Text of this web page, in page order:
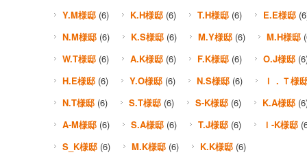
Y.M様邸 (6) K.H様邸 (6) T.H様邸 (6) E.E様邸
N.M様邸 (6) K.S様邸 (6) M.Y様邸 (6) M.H様邸
W.T様邸 (6) A.K様邸 (6) F.K様邸 (6) O.J様邸
H.E様邸 (6) Y.O様邸 (6) N.S様邸 (6)
Ｉ．Ｔ様
N.T様邸 (6) S.T様邸 (6) S-K様邸 (6) K.A様邸
A-M様邸 (6) S.A様邸 (6) T.J様邸 (6) Ｉ-K様邸
S_K様邸 (6) M.K様邸 (6) K.K様邸 (6)